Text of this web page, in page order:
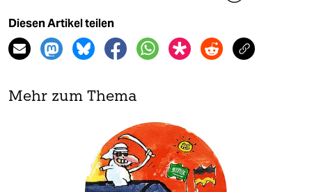
Diesen Artikel teilen
Mehr zum Thema